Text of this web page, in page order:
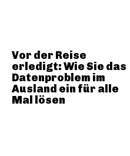
Vor der Reise
erledigt: Wie Sie das
Datenproblem im
Ausland ein für alle
Mal lösen